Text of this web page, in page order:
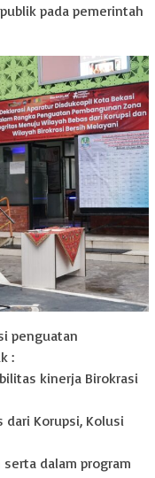
pada pemerintah
penguatan
:
kinerja Birokrasi
Korupsi, Kolusi
dalam program